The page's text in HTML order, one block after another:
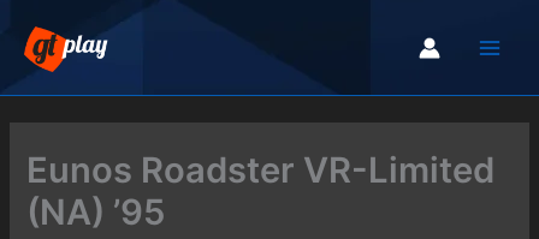
contenu
Eunos Roadster VR-Limited
(NA) ’95